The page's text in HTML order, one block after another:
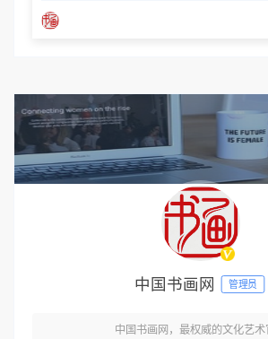
中国书画网 管理员
中国书画网，最权威的文化艺术